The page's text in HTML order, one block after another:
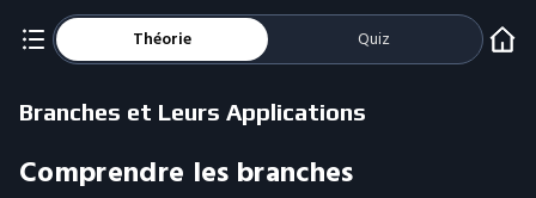
Théorie Quiz
Branches et Leurs Applications
Comprendre les branches